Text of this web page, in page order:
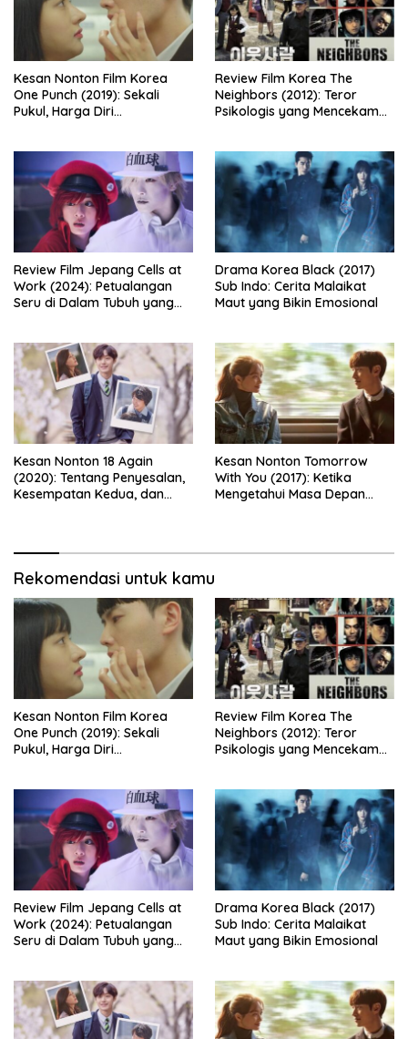
Kesan Nonton Film Korea
One Punch (2019): Sekali
Pukul, Harga Diri
Review Film Korea The
Neighbors (2012): Teror
Psikologis yang Mencekam
Review Film Jepang Cells at
Work (2024): Petualangan
Seru di Dalam Tubuh yang
Drama Korea Black (2017)
Sub Indo: Cerita Malaikat
Maut yang Bikin Emosional
Kesan Nonton 18 Again
(2020): Tentang Penyesalan,
Kesempatan Kedua, dan
Kesan Nonton Tomorrow
With You (2017): Ketika
Mengetahui Masa Depan
Rekomendasi untuk kamu
Kesan Nonton Film Korea
One Punch (2019): Sekali
Pukul, Harga Diri
Review Film Korea The
Neighbors (2012): Teror
Psikologis yang Mencekam
Review Film Jepang Cells at
Work (2024): Petualangan
Seru di Dalam Tubuh yang
Drama Korea Black (2017)
Sub Indo: Cerita Malaikat
Maut yang Bikin Emosional